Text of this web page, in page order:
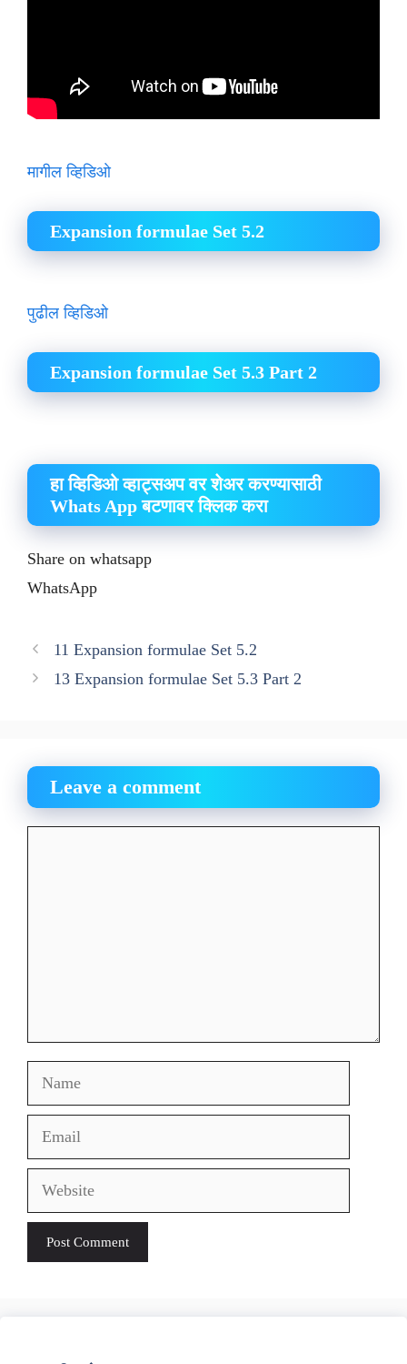
मागील व्हिडिओ
Expansion formulae Set 5.2
पुढील व्हिडिओ
Expansion formulae Set 5.3 Part 2
हा व्हिडिओ व्हाट्सअप वर शेअर करण्यासाठी
Whats App बटणावर क्लिक करा
Share on whatsapp
WhatsApp
11 Expansion formulae Set 5.2
13 Expansion formulae Set 5.3 Part 2
Leave a comment
Name
Email
Website